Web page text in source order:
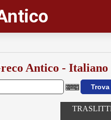
Antico - Italiano